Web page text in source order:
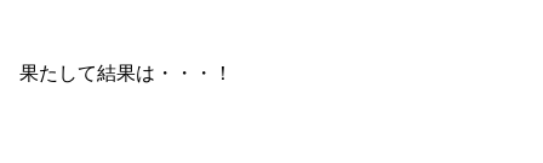
果たして結果は・・・！